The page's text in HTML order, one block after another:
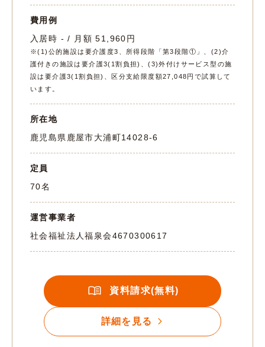
費用例
入居時 - / 月額 51,960円
※(1)公的施設は要介護度3、所得段階「第3段階①」、(2)介
護付きの施設は要介護3(1割負担)、(3)外付けサービス型の施
設は要介護3(1割負担)、区分支給限度額27,048円で試算して
います。
所在地
鹿児島県鹿屋市大浦町14028-6
定員
70名
運営事業者
社会福祉法人福泉会4670300617
資料請求(無料)
詳細を見る